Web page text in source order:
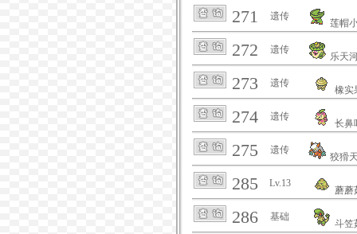
271 遗传
莲帽
272 遗传
乐天
273 遗传
橡实
274 遗传
长鼻
275 遗传
狡猾
285 Lv.13
蘑蘑
286 基础
斗笠